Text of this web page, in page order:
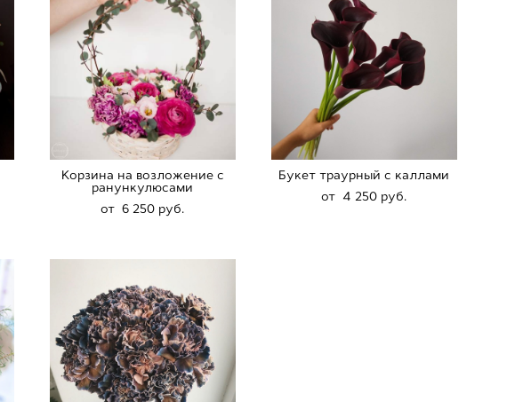
Корзина на возложение с
ранункулюсами
от 6 250 pуб.
Букет траурный с каллами
от 4 250 pуб.